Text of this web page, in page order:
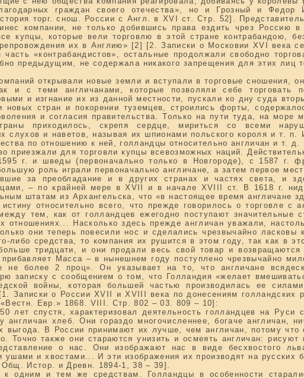
граждан своего отечества», но и Грозный и Федор
торг. снош. России с Англ. в XVI ст. Стр. 52]. Представитель
компании, не только добившись права ездить чрез Россию
купцы, которые вели торговлю в этой стране контрабандою,
их в Англию» [2] [2. Записки о Московии XVI века
«контрабандистов», остальные продолжали свободно
предыдущим, не содержала никакого запрещения для этих лиц
открывали новые земли и вступали в торговые сношения,
и с теми англичанами, которые позволяли себе торговать
и изгнание их из данной местности, пускали ко дну суда
стран и покорении туземцев, строились форты,
и согласия правительства. Только на пути туда, на море
приходилось, скрепя сердце, мириться со всеми
слухов и наветов, называя их шпионами польского короля и т. п.
по отношению к ней, голландцы относительно англичан и т. д.
приезжали для торговли купцы всевозможных наций.
г. и шведы (первоначально только в Новгороде), с 1587 г.
роль играли первоначально англичане, а затем первое
за преобладание и в других странах и частях света, и
– по крайней мере в XVII и в начале XVIII ст. В 1618 г.
штатам из Архангельска, что «в настоящее время англичане
относительно всего, что прежде говорилось о торговле с
тем, как от голландцев ежегодно поступают значительные
отношениях... Насколько здесь прежде англичан уважали,
они теперь повесили нос и сделались чрезвычайно
либо средства, то компания их рушится в этом году, так как в
тридцати, и они продали весь свой товар и
Масса – в нынешнем году поступлено чрезвычайно
не более 2 проц». Он указывает на то, что англичане
записку с сообщением о том, что Голландия «желает
войны, которая большей частью производилась ее
Записки о России XVII и XVIII века по донесениям голландских
Евр.» 1868. VIII. Стр. 802 – 03. 809 – 10]:
лет спустя, характеризовал деятельность голландцев на
хлеб. Они гораздо многочисленнее, богаче англичан,
выгода. В России принимают их лучше, чем англичан, потому что
Точно также они стараются унизить и осмеять англичан:
о нас. Они изображают нас в виде бесхвостого
ушами и хвостами... И эти изображения их производят на русских
Истор. и Древн. 1894-1, 38 – 39].
одним и тем же средствам. Голландцы в особенности